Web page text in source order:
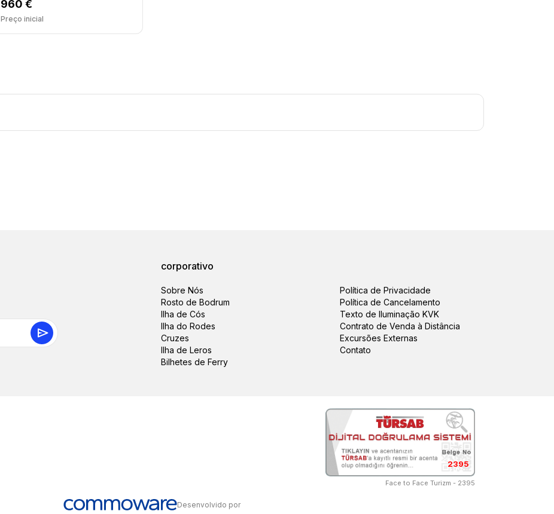
960 €
Preço inicial
corporativo
Sobre Nós
Política de Privacidade
Rosto de Bodrum
Política de Cancelamento
Ilha de Cós
Texto de Iluminação KVK
Ilha do Rodes
Contrato de Venda à Distância
Cruzes
Excursões Externas
Ilha de Leros
Contato
Bilhetes de Ferry
2395
Face to Face Turizm - 2395
Desenvolvido por